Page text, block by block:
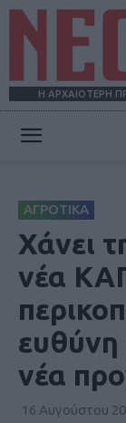
Η ΑΡΧΑΙΟΤΕΡΗ
ΑΓΡΟΤΙΚΑ
Χάνει
νέα
νέα
16 Αυγούστου